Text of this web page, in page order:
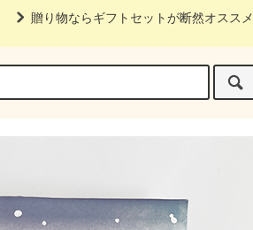
贈り物ならギフトセットが断然オススメ